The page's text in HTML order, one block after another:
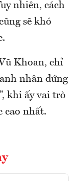
nhiên, cách
sẽ khó
Khoan, chỉ
nhân đứng
khi ấy vai trò
cao nhất.